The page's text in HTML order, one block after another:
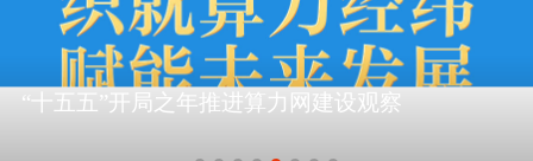
“十五五”开局之年推进算力网建设观察
[看图学习·人民之心丨读懂“怎样创造业
绩”的实干路径]